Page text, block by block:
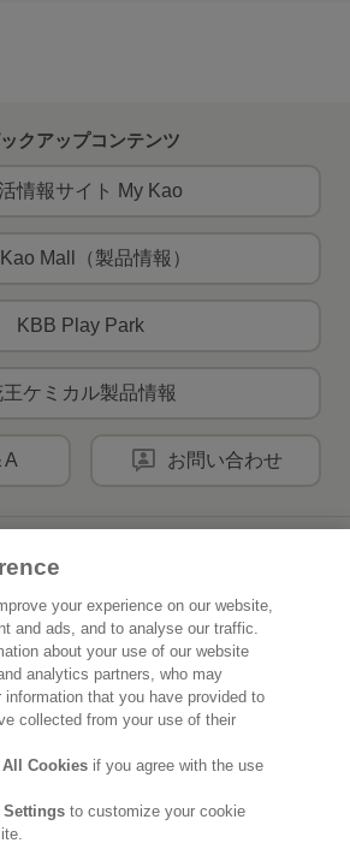
クアップコンテンツ
情報サイト My Kao
Mall（製品情報）
KBB Play Park
王ケミカル製品情報
A お問い合わせ
公式SNSアカウント
花王について
your experience on our website,
and ads, and to analyse our traffic.
about your use of our website
analytics partners, who may
that you have provided to
collected from your use of their
Cookies if you agree with the use
Settingsto customize your cookie